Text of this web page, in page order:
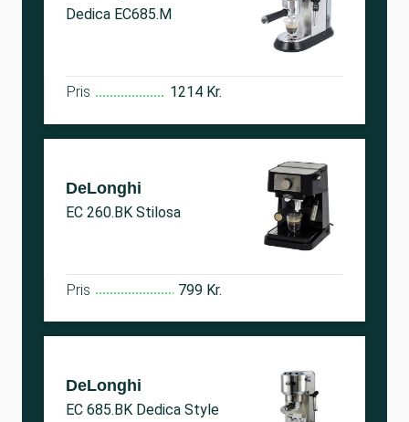
Dedica EC685.M
Pris 1214 Kr.
DeLonghi
EC 260.BK Stilosa
Pris 799 Kr.
DeLonghi
EC 685.BK Dedica Style